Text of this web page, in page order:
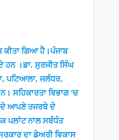
ਕੀਤਾ ਗਿਆ ਹੈ।ਪੰਜਾਬ
ਹਨ ।ਡਾ. ਸੁਰਜੀਤ ਸਿੰਘ
ਪਟਿਆਲਾ, ਜਲੰਧਰ,
ਸਹਿਕਾਰਤਾ ਵਿਭਾਗ ‘ਚ
ਦੇ ਆਪਣੇ ਤਜਰਬੇ ਦੇ
ਪਲਾਂਟ ਨਾਲ ਸਬੰਧੰਤ
ਦਾ ਡੇਅਰੀ ਵਿਕਾਸ